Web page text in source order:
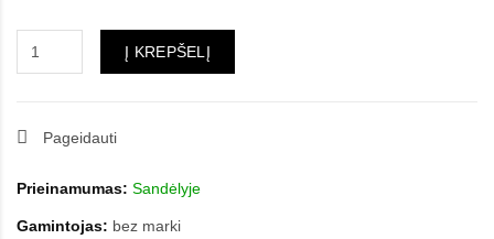
Į KREPŠELĮ
Pageidauti
Prieinamumas: Sandėlyje
Gamintojas: bez marki